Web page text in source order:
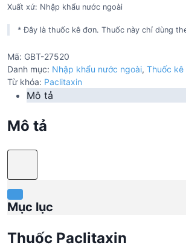
Xuất xứ: Nhập khẩu nước ngoài
* Đây là thuốc kê đơn. Thuốc này chỉ dùng
Mã: GBT-27520
Danh mục: Nhập khẩu nước ngoài, Thuốc kê
Từ khóa: Paclitaxin
Mô tả
Mô tả
Mục lục
Thuốc Paclitaxin